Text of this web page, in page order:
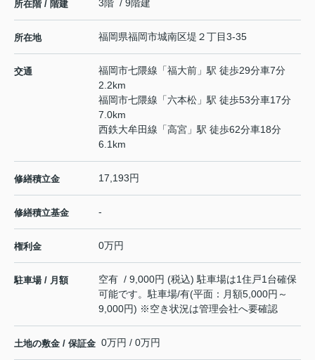
所在階 / 階建 3階 / 9階建
所在地 福岡県福岡市城南区堤 ２丁目3-35
交通 福岡市七隈線 「福大前 」駅 徒歩29分車7分
2.2km
福岡市七隈線 「六本松 」駅 徒歩53分車17分
7.0km
西鉄大牟田線 「高宮 」駅 徒歩62分車18分
6.1km
修繕積立金 17,193円
修繕積立基金 -
権利金 0万円
駐車場 / 月額
空有 / 9,000円 (税込) 駐車場は1住戸1台確保
可能です。駐車場/有(平面：月額5,000円～
9,000円) ※空き状況は管理会社へ要確認
土地の敷金 / 保証金 0万円 / 0万円